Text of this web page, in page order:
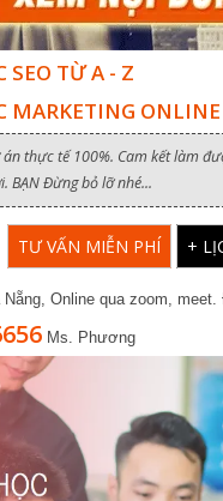
SEO TỪ A - Z
MARKETING ONLINE
thực tế 100%. Cam kết làm
BẠN Đừng bỏ lỡ nhé...
TƯ VẤN MIỄN PHÍ +
Online qua zoom,
Ms. Phương